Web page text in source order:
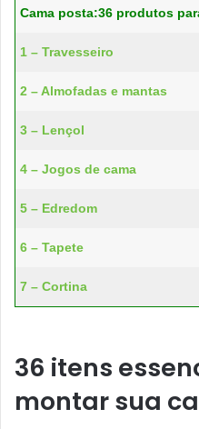
Cama posta:36 produtos
1 – Travesseiro
2 – Almofadas e mantas
3 – Lençol
4 – Jogos de cama
5 – Edredom
6 – Tapete
7 – Cortina
36 itens
montar sua